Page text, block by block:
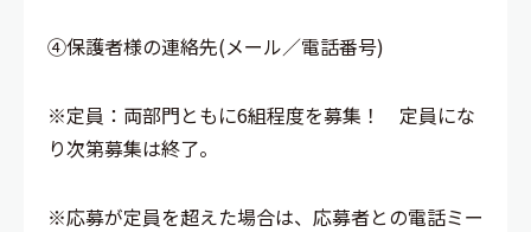
④保護者様の連絡先(メール／電話番号)
※定員：両部門ともに6組程度を募集！ 定員にな
り次第募集は終了。
※応募が定員を超えた場合は、応募者との電話ミー